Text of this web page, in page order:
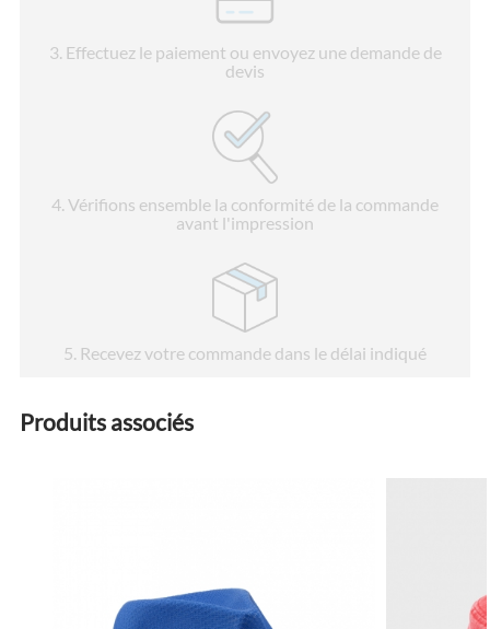
3. Effectuez le paiement ou envoyez une demande de
devis
4. Vérifions ensemble la conformité de la commande
avant l'impression
5. Recevez votre commande dans le délai indiqué
Produits associés